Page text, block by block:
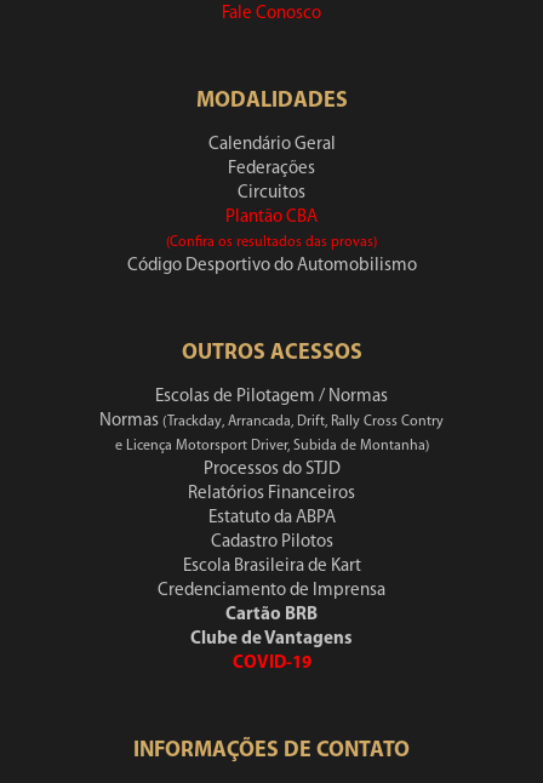
Fale Conosco
MODALIDADES
Calendário Geral
Federações
Circuitos
Plantão CBA
(Confira os resultados das provas)
Código Desportivo do Automobilismo
OUTROS ACESSOS
Escolas de Pilotagem / Normas
Normas (Trackday, Arrancada, Drift, Rally Cross Contry
e Licença Motorsport Driver, Subida de Montanha)
Processos do STJD
Relatórios Financeiros
Estatuto da ABPA
Cadastro Pilotos
Escola Brasileira de Kart
Credenciamento de Imprensa
Cartão BRB
Clube de Vantagens
COVID-19
INFORMAÇÕES DE CONTATO